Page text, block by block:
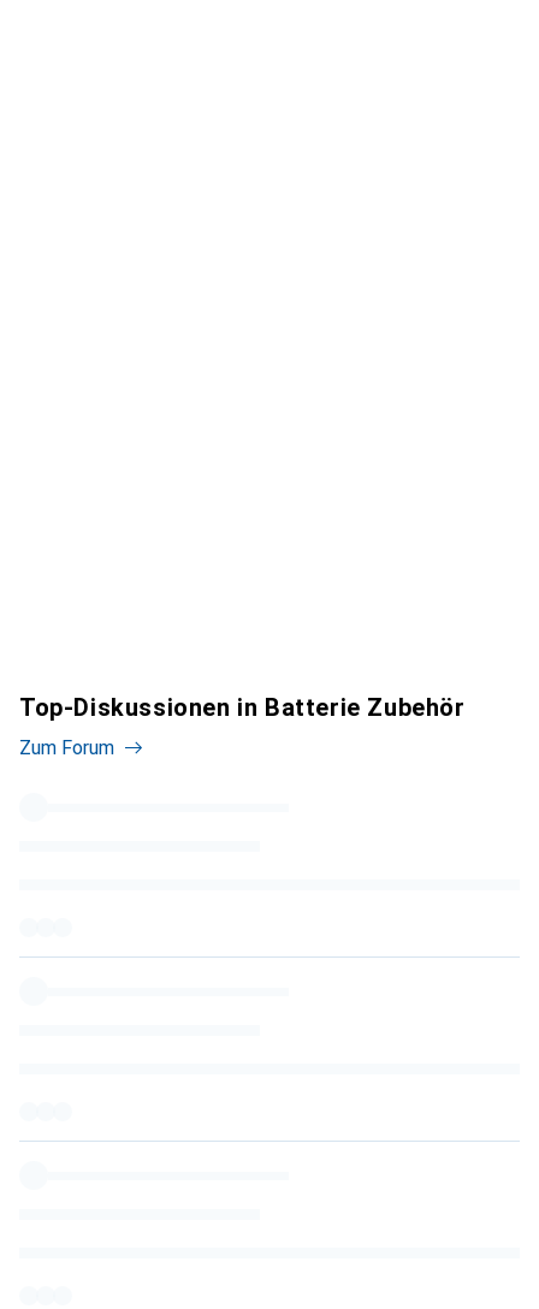
Top-Diskussionen in Batterie Zubehör
Zum Forum